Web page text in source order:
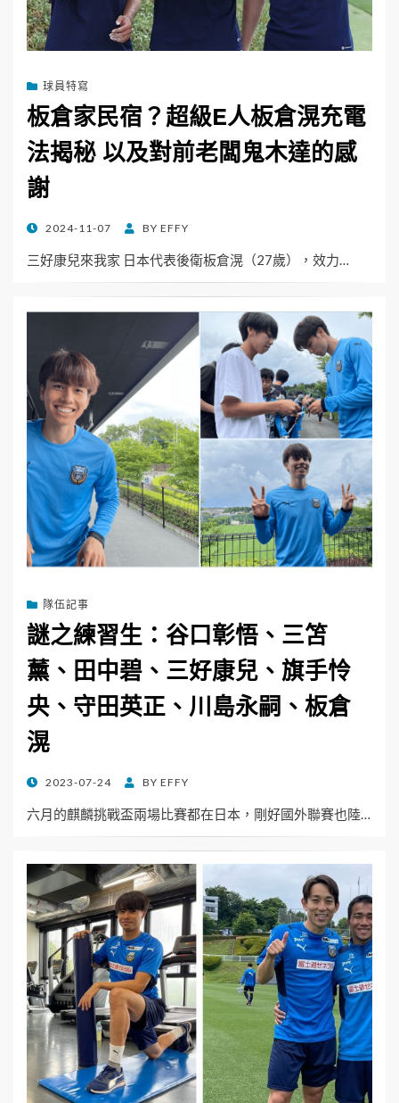
球員特寫
板倉家民宿？超級E人板倉滉充電
法揭秘 以及對前老闆鬼木達的感
謝
POSTED
2024-11-07 BY EFFY
三好康兒來我家 日本代表後衛板倉滉（27歲），效力…
隊伍記事
謎之練習生：谷口彰悟、三笘
薰、田中碧、三好康兒、旗手怜
央、守田英正、川島永嗣、板倉
滉
POSTED
2023-07-24 BY EFFY
六月的麒麟挑戰盃兩場比賽都在日本，剛好國外聯賽也陸…